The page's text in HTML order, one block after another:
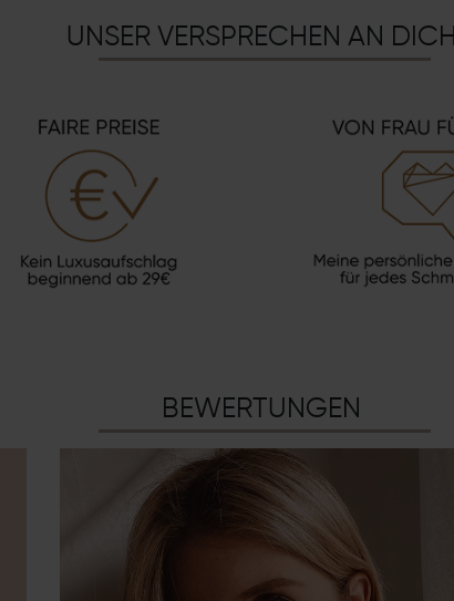
UNSER VERSPRECHEN AN DICH
BEWERTUNGEN